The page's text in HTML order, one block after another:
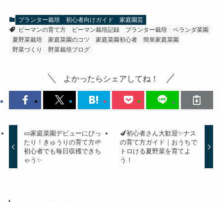
プランター栽培 初心者向けガイド
家庭園芸
ピーマンの育て方
ピーマン栽培記録 プランター栽培
ベランダ菜園
夏野菜栽培
家庭菜園のコツ 家庭菜園初心者
簡単家庭菜園
野菜づくり
野菜栽培ブログ
よかったらシェアしてね！
🥒家庭菜園デビューにぴっ
たり！きゅうりの育て方🌱
初心者でも毎日収穫できち
ゃう✨
🍆初心者さん大歓迎✨ナス
の育て方ガイド｜おうちで
トロける夏野菜を育てよ
う！